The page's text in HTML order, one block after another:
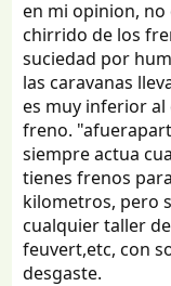
en mi opinion,
chirrido de los
suciedad por
las caravanas
es muy inferior al
freno.
siempre actua
tienes frenos
kilometros, pero
cualquier taller
feuvert,etc, con
desgaste.